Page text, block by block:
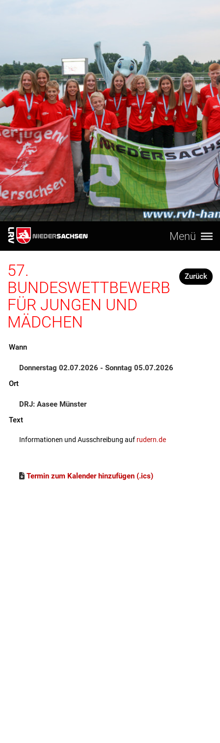
Menü
Zurück
57.
BUNDESWETTBEWERB
FÜR JUNGEN UND
MÄDCHEN
Wann
Donnerstag 02.07.2026 - Sonntag 05.07.2026
Ort
DRJ: Aasee Münster
Text
Informationen und Ausschreibung auf rudern.de
Termin zum Kalender hinzufügen (.ics)